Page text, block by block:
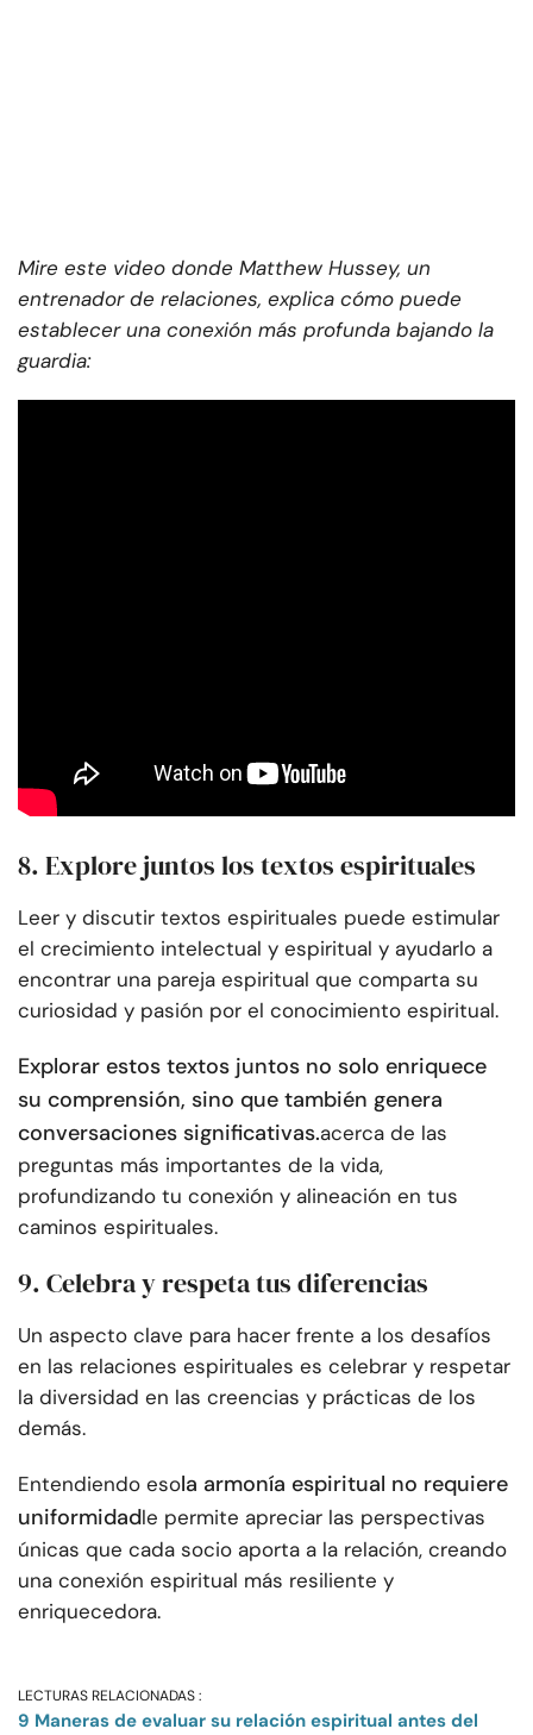
Mire este video donde Matthew Hussey, un
entrenador de relaciones, explica cómo puede
establecer una conexión más profunda bajando la
guardia:
8. Explore juntos los textos espirituales
Leer y discutir textos espirituales puede estimular
el crecimiento intelectual y espiritual y ayudarlo a
encontrar una pareja espiritual que comparta su
curiosidad y pasión por el conocimiento espiritual.
Explorar estos textos juntos no solo enriquece
su comprensión, sino que también genera
conversaciones significativas.acerca de las
preguntas más importantes de la vida,
profundizando tu conexión y alineación en tus
caminos espirituales.
9. Celebra y respeta tus diferencias
Un aspecto clave para hacer frente a los desafíos
en las relaciones espirituales es celebrar y respetar
la diversidad en las creencias y prácticas de los
demás.
Entendiendo esola armonía espiritual no requiere
uniformidadle permite apreciar las perspectivas
únicas que cada socio aporta a la relación, creando
una conexión espiritual más resiliente y
enriquecedora.
LECTURAS RELACIONADAS :
9 Maneras de evaluar su relación espiritual antes del